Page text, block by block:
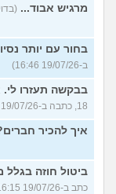
מרגיש אבוד... (בדוי 30, בן 30, כתב ב-19/07/26 16:55)
בחור עם יותר
ב-19/07/26 16:46)
בבקשה תעזרו
18, כתבה ב-19/07/26 16:37)
איך להכיר
ביטול חוזה
כתב ב-19/07/26 16:15)